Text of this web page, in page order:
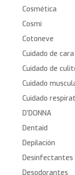
Cosmética
Cosmi
Cotoneve
Cuidado de cara
Cuidado de
Cuidado
Cuidado
D’DONNA
Dentaid
Depilación
Desinfectantes
Desodorantes